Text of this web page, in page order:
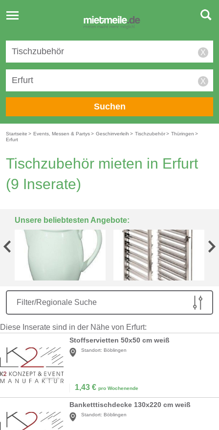
Toggle
navigation
X
X
Suchen
Startseite > Events, Messen & Partys> Geschirrverleih > Tischzubehör> Thüringen >
Erfurt
Tischzubehör mieten in Erfurt
(9 Inserate)
Unsere beliebtesten Angebote:
Filter/Regionale Suche
Diese Inserate sind in der Nähe von Erfurt:
Stoffservietten 50x50 cm weiß
Standort: Böblingen
1,43 € pro Wochenende
Banketttischdecke 130x220 cm weiß
Standort: Böblingen